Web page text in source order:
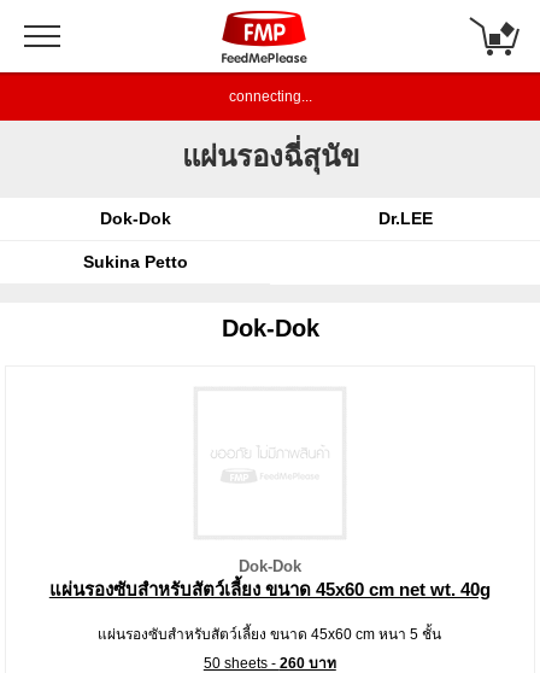
connecting...
แผ่นรองฉี่สุนัข
Dok-Dok Dr.LEE
Sukina Petto
Dok-Dok
Dok-Dok
แผ่นรองซับสำหรับสัตว์เลี้ยง ขนาด 45x60 cm net wt. 40g
แผ่นรองซับสำหรับสัตว์เลี้ยง ขนาด 45x60 cm หนา 5 ชั้น
50 sheets - 260 บาท